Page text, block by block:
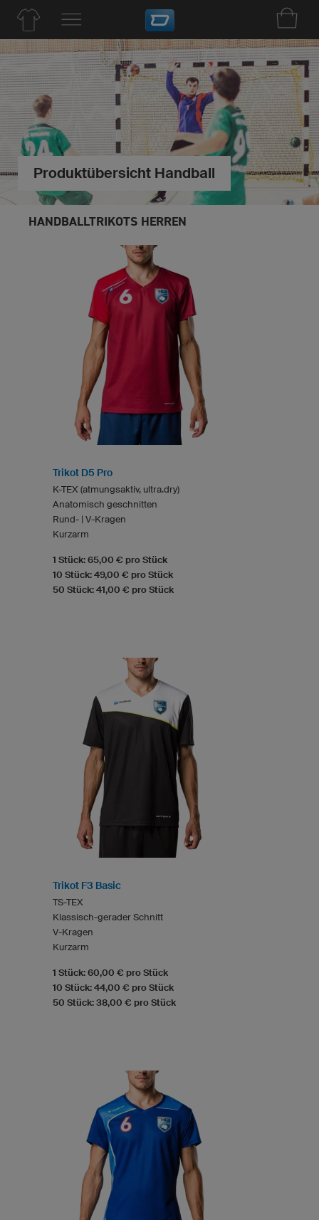
Produktübersicht Handball
HANDBALLTRIKOTS HERREN
Trikot D5 Pro
K-TEX (atmungsaktiv, ultra.dry)
Anatomisch geschnitten
Rund- | V-Kragen
Kurzarm
1 Stück: 65,00 € pro Stück
10 Stück: 49,00 € pro Stück
50 Stück: 41,00 € pro Stück
Trikot F3 Basic
TS-TEX
Klassisch-gerader Schnitt
V-Kragen
Kurzarm
1 Stück: 60,00 € pro Stück
10 Stück: 44,00 € pro Stück
50 Stück: 38,00 € pro Stück